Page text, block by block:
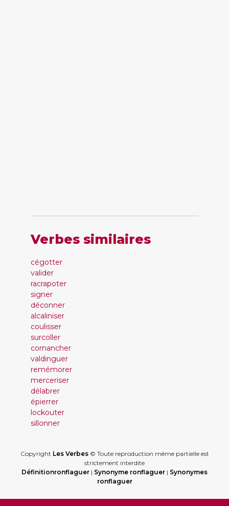
Verbes similaires
cégotter
valider
racrapoter
signer
déconner
alcaliniser
coulisser
surcoller
cornancher
valdinguer
remémorer
merceriser
délabrer
épierrer
lockouter
sillonner
Copyright Les Verbes© Toute reproduction même partielle est
strictement interdite
Définitionronflaguer | Synonyme ronflaguer | Synonymes
ronflaguer